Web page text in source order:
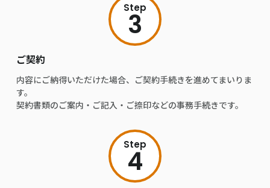
Step
3
ご契約
内容にご納得いただけた場合、ご契約手続きを進めてまいりま
す。
契約書類のご案内・ご記入・ご捺印などの事務手続きです。
Step
4